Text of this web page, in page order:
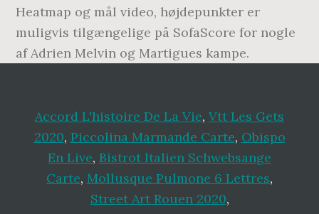
Heatmap og mål video, højdepunkter er
muligvis tilgængelige på SofaScore for nogle
af Adrien Melvin og Martigues kampe.
Accord L'histoire De La Vie, Vtt Les Gets
2020, Piccolina Marmande Carte, Obispo
En Live, Bistrot Italien Schwebsange
Carte, Mollusque Pulmone 6 Lettres,
Street Art Rouen 2020,